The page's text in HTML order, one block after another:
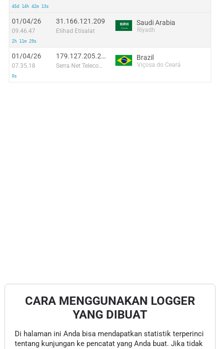
45d 14h 42m 13s
01/04/26
09.46.47
2h 11m 29s
31.166.121.209
Etihad Etisalat
Saudi Arabia
Riyadh
01/04/26
07.35.18
0s
179.127.205.238
Serra Net Telecomunicações e Internet LTDA. - ME
Brazil
Viçosa do Ceará
CARA MENGGUNAKAN LOGGER
YANG DIBUAT
Di halaman ini Anda bisa mendapatkan statistik terperinci
tentang kunjungan ke pencatat yang Anda buat. Jika tidak